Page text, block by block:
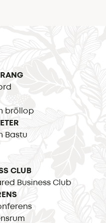
bröllop
Bastu
CLUB
Business Club